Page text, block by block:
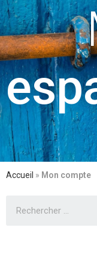
esp
Accueil » Mon compte